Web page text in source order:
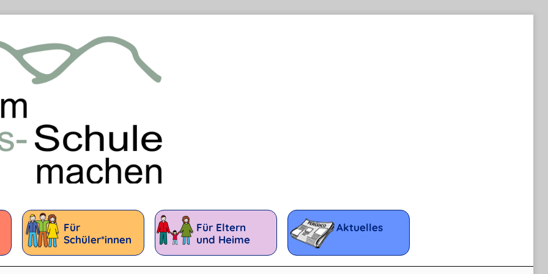
Für
Schüler*innen
Für Eltern
und Heime
Aktuelles